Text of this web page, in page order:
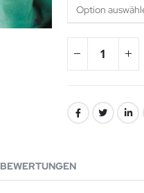
BEWERTUNGEN